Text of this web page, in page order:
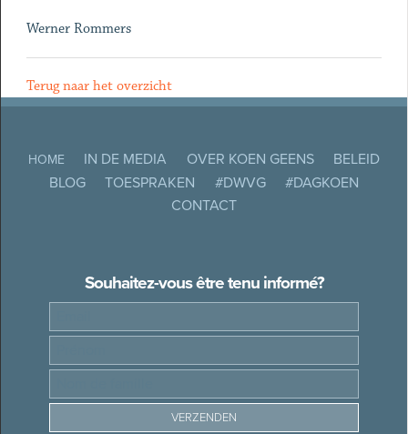
Werner Rommers
Terug naar het overzicht
HOME IN DE MEDIA OVER KOEN GEENS
BELEID
BLOG
TOESPRAKEN #DWVG
#DAGKOEN
CONTACT
Souhaitez-vous être tenu informé?